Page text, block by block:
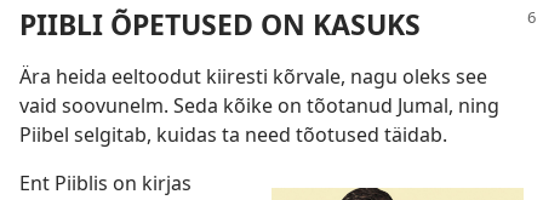
PIIBLI ÕPETUSED ON KASUKS
Ära heida eeltoodut kiiresti kõrvale, nagu oleks see
vaid soovunelm. Seda kõike on tõotanud Jumal, ning
Piibel selgitab, kuidas ta need tõotused täidab.
Ent Piiblis on kirjas